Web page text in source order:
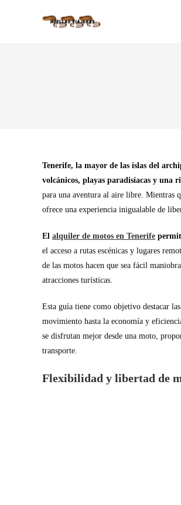
Tenerife, la mayor de las islas del
volcánicos, playas paradisíacas y una
para una aventura al aire libre. Mientras
ofrece una experiencia inigualable de
El alquiler de motos en Tenerife
el acceso a rutas escénicas y lugares
de las motos hacen que sea fácil
atracciones turísticas.
Esta guía tiene como objetivo destacar
movimiento hasta la economía y
se disfrutan mejor desde una moto,
transporte.
Flexibilidad y libertad de